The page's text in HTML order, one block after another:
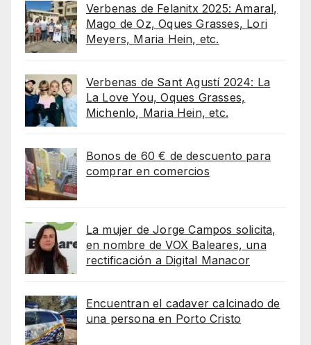
Verbenas de Felanitx 2025: Amaral,
Mago de Oz, Oques Grasses, Lori
Meyers, Maria Hein, etc.
Verbenas de Sant Agustí 2024: La
La Love You, Oques Grasses,
Michenlo, Maria Hein, etc.
Bonos de 60 € de descuento para
comprar en comercios
La mujer de Jorge Campos solicita,
en nombre de VOX Baleares, una
rectificación a Digital Manacor
Encuentran el cadaver calcinado de
una persona en Porto Cristo